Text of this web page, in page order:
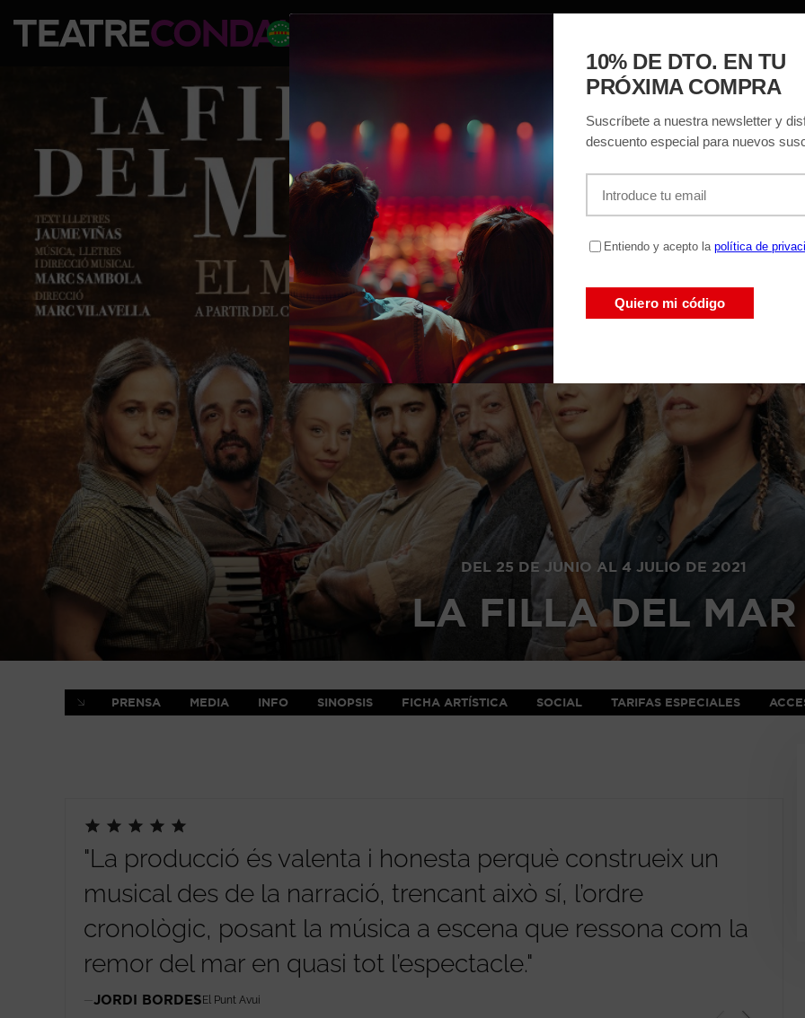
DEL 25 DE JUNIO AL 4 JULIO DE 2021
LA FILLA DEL MAR
PRENSA MEDIA INFO SINOPSIS FICHA ARTÍSTICA SOCIAL TARIFAS ESPECIALES
"La producció és valenta i honesta perquè construeix un
musical des de la narració, trencant això sí, l’ordre
cronològic, posant la música a escena que ressona com la
remor del mar en quasi tot l’espectacle."
JORDI BORDESEl Punt Avui